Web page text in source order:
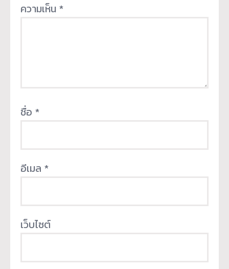
ความเห็น *
ชื่อ *
อีเมล *
เว็บไซต์